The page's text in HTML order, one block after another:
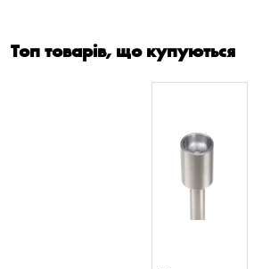
Топ товарів, що купуються